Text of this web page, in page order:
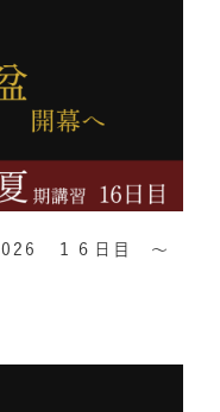
１６日目 ～